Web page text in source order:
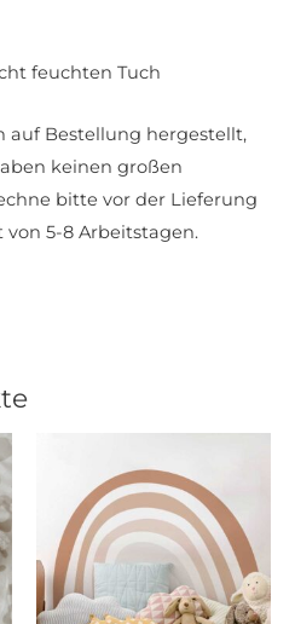
feuchten Tuch
auf Bestellung hergestellt,
keinen großen
bitte vor der Lieferung
5-8 Arbeitstagen.